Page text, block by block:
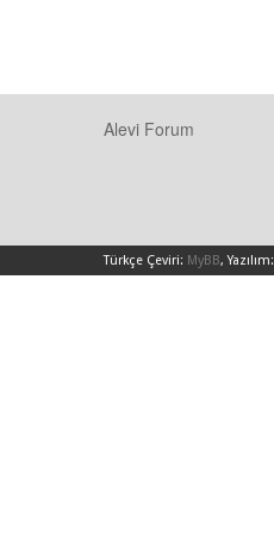
Alevi Forum
Türkçe Çeviri: MyBB, Yazılım: